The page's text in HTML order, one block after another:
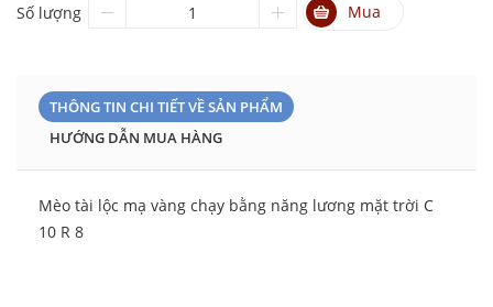
Số lượng Mua
THÔNG TIN CHI TIẾT VỀ SẢN PHẨM
HƯỚNG DẪN MUA HÀNG
Mèo tài lộc mạ vàng chạy bằng năng lương mặt trời C
10 R 8